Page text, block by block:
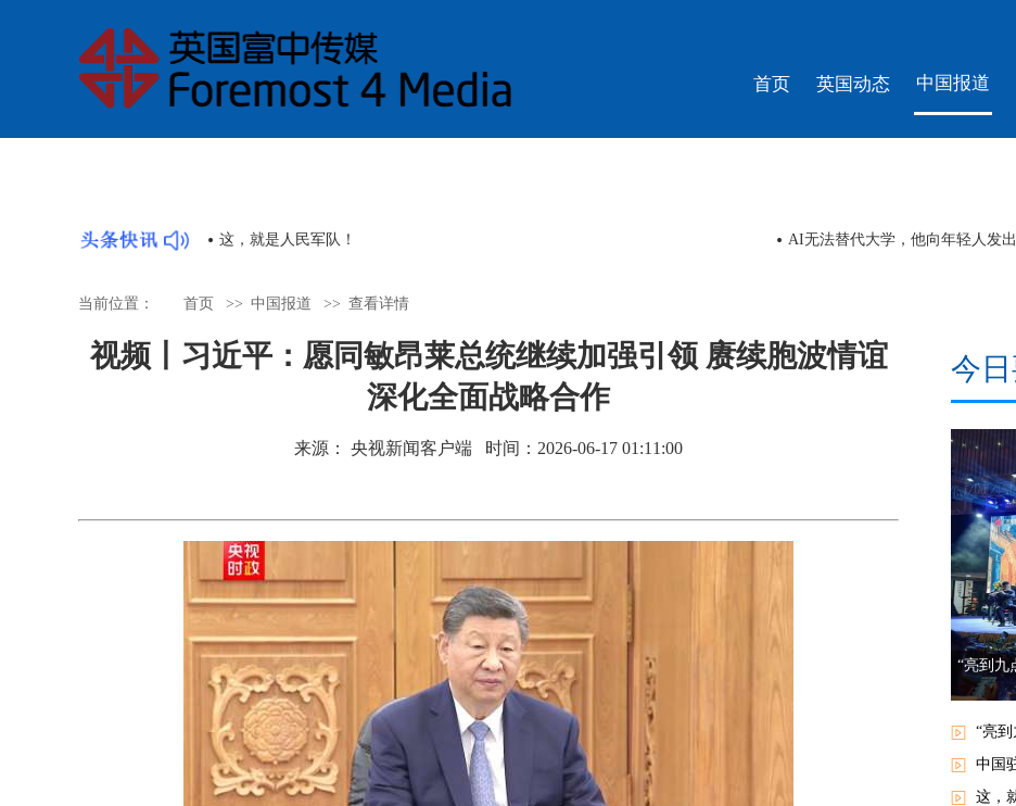
首页 英国动态 中国报道
是讲好中国故事的好抓手 这，就是人民军队！ AI无法替代大学，他向年轻人发
当前位置： 首页 >> 中国报道 >> 查看详情
视频丨习近平：愿同敏昂莱总统继续加强引领 赓续胞波情谊
深化全面战略合作
来源： 央视新闻客户端 时间：2026-06-17 01:11:00
今
“亮到九
这，